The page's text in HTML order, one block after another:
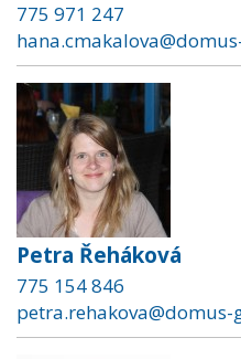
775 971 247
Petra Řeháková
775 154 846
petra.rehakova@domus-